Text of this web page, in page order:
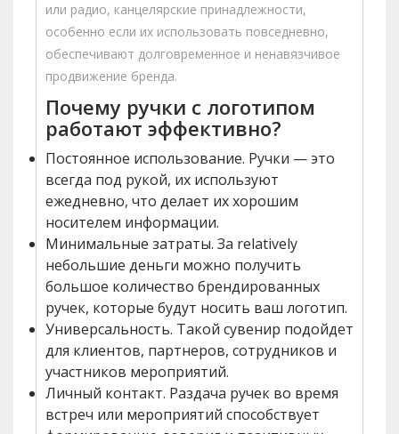
или радио, канцелярские принадлежности,
особенно если их использовать повседневно,
обеспечивают долговременное и ненавязчивое
продвижение бренда.
Почему ручки с логотипом
работают эффективно?
Постоянное использование. Ручки — это
всегда под рукой, их используют
ежедневно, что делает их хорошим
носителем информации.
Минимальные затраты. За relatively
небольшие деньги можно получить
большое количество брендированных
ручек, которые будут носить ваш логотип.
Универсальность. Такой сувенир подойдет
для клиентов, партнеров, сотрудников и
участников мероприятий.
Личный контакт. Раздача ручек во время
встреч или мероприятий способствует